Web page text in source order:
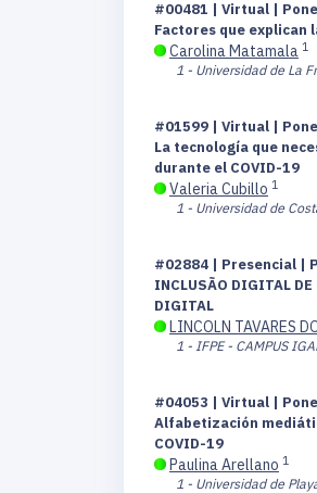
#00481 | Virtual |
Factores que explican
Carolina Matamala 1
1 - Universidad de La
#01599 | Virtual |
La tecnología que
durante el COVID-19
Valeria Cubillo 1
1 - Universidad de
#02884 | Presencial |
INCLUSÃO DIGITAL DE
DIGITAL
LINCOLN TAVARES
1 - IFPE - CAMPUS
#04053 | Virtual |
Alfabetización
COVID-19
Paulina Arellano 1
1 - Universidad de